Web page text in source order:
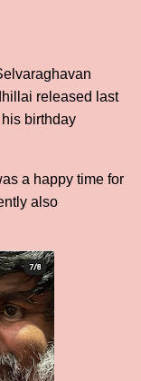
released last
birthday
a happy time for
also